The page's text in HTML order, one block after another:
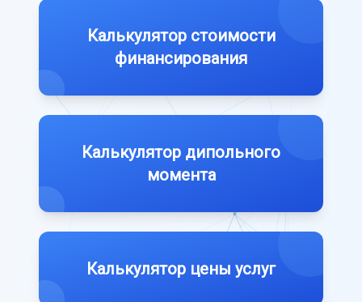
Калькулятор стоимости
финансирования
Калькулятор дипольного
момента
Калькулятор цены услуг